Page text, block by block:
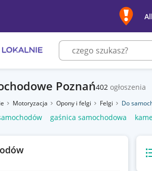
kategoriami
Poznań402 ogłoszenia
Motoryzacja Opony i felgi Felgi Do
gaśnica samochodowa